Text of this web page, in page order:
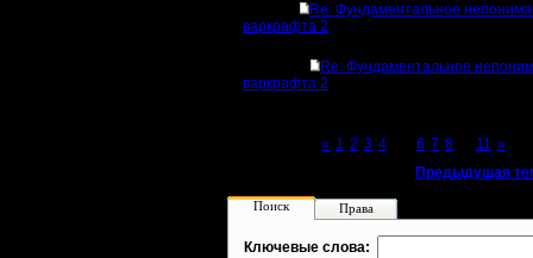
Re: Фундаментальное
варкрафта 2
Re: Фундаментальное
варкрафта 2
« 1 2 3 4 6 7 8 11 »
Предыдущая
Поиск Права
Ключевые слова: